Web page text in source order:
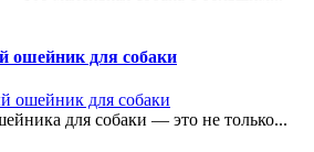
ошейник для собаки
для собаки — это не только...